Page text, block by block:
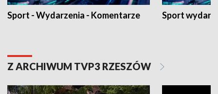
Sport - Wydarzenia - Komentarze Sport
Z ARCHIWUM TVP3 RZESZÓW